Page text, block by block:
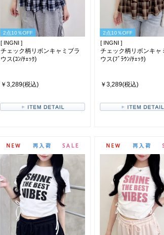
2点10％OFF
[ INGNI ]
チェック柄リボンキャミブラ
ウス(ｺﾝ/ﾁｪｯｸ)
￥3,289(税込)
2点10％OFF
[ INGNI ]
チェック柄リボンキャ
ウス(ﾌﾞﾗｳﾝ/ﾁｪｯｸ)
￥3,289(税込)